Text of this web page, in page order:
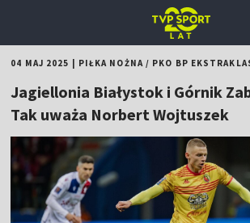
04 MAJ 2025 PIŁKA NOŻNA/ PKO BP
Jagiellonia Białystok i Górnik
Tak uważa Norbert Wojtuszek